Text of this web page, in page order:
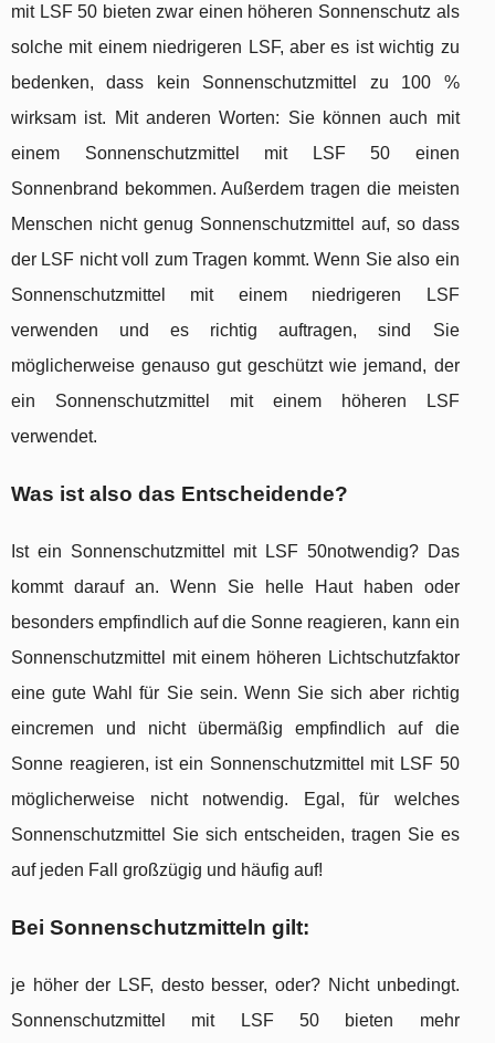
mit LSF 50 bieten zwar einen höheren Sonnenschutz als
solche mit einem niedrigeren LSF, aber es ist wichtig zu
bedenken, dass kein Sonnenschutzmittel zu 100 %
wirksam ist. Mit anderen Worten: Sie können auch mit
einem Sonnenschutzmittel mit LSF 50 einen
Sonnenbrand bekommen. Außerdem tragen die meisten
Menschen nicht genug Sonnenschutzmittel auf, so dass
der LSF nicht voll zum Tragen kommt. Wenn Sie also ein
Sonnenschutzmittel mit einem niedrigeren LSF
verwenden und es richtig auftragen, sind Sie
möglicherweise genauso gut geschützt wie jemand, der
ein Sonnenschutzmittel mit einem höheren LSF
verwendet.
Was ist also das Entscheidende?
Ist ein Sonnenschutzmittel mit LSF 50notwendig? Das
kommt darauf an. Wenn Sie helle Haut haben oder
besonders empfindlich auf die Sonne reagieren, kann ein
Sonnenschutzmittel mit einem höheren Lichtschutzfaktor
eine gute Wahl für Sie sein. Wenn Sie sich aber richtig
eincremen und nicht übermäßig empfindlich auf die
Sonne reagieren, ist ein Sonnenschutzmittel mit LSF 50
möglicherweise nicht notwendig. Egal, für welches
Sonnenschutzmittel Sie sich entscheiden, tragen Sie es
auf jeden Fall großzügig und häufig auf!
Bei Sonnenschutzmitteln gilt:
je höher der LSF, desto besser, oder? Nicht unbedingt.
Sonnenschutzmittel mit LSF 50 bieten mehr